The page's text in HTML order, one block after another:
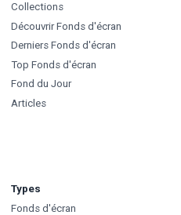
Collections
Découvrir Fonds d'écran
Derniers Fonds d'écran
Top Fonds d'écran
Fond du Jour
Articles
Types
Fonds d'écran